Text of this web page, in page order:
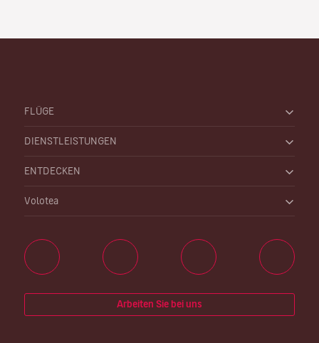
FLÜGE
DIENSTLEISTUNGEN
ENTDECKEN
Volotea
Arbeiten Sie bei uns